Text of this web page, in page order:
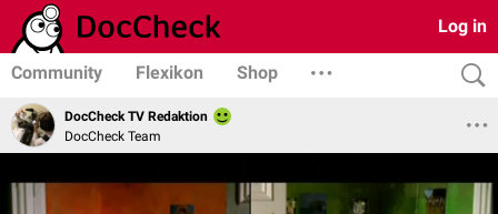
Log in
Community Flexikon Shop
DocCheck TV Redaktion
DocCheck Team